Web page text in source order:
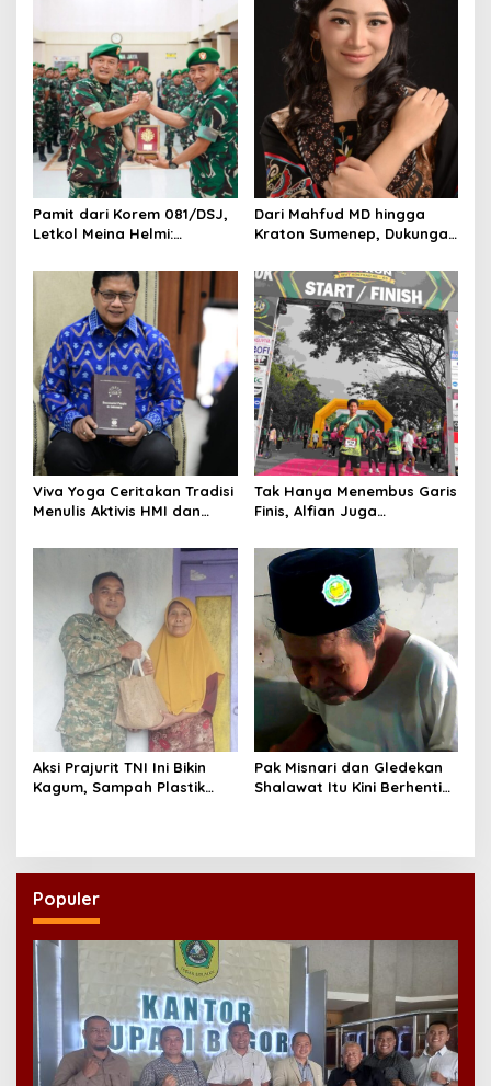
i
g
a
t
i
o
n
Pamit dari Korem 081/DSJ,
Letkol Meina Helmi:
Kunci Keberhasilan Tugas
Dari Mahfud MD hingga
Kraton Sumenep, Dukungan
Indonesia’s Girl 2026 Asal
Jawa Timur
Viva Yoga Ceritakan Tradisi
Menulis Aktivis HMI dan
Tak Hanya Menembus Garis
Finis, Alfian Juga
Aksi Prajurit TNI Ini Bikin
Kagum, Sampah Plastik
Pak Misnari dan Gledekan
Shalawat Itu Kini Berhenti
Populer